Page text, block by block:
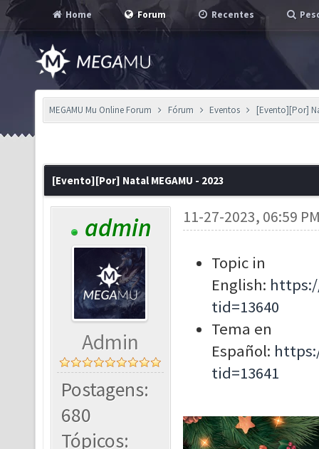
Home Forum Recentes
MEGAMU Mu Online Forum Fórum Eventos [Evento][Por]
[Evento][Por] Natal MEGAMU - 2023
admin
Admin
Postagens:
680
Tópicos:
11-27-2023, 06:59
Topic in
English:
tid=13640
Tema en
Español:
tid=13641